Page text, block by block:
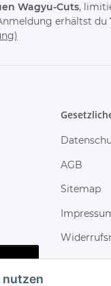
nutzen
Wagyu-Cuts,
erhältst du
AGB
Sitemap